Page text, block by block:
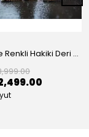
1002 Kahve Renkli Hakiki Deri Kışlık Bot